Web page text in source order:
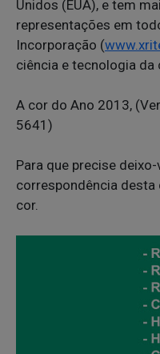
Unidos (EUA), e tem
representações em
Incorporação (
ciência e tecnologia da
A cor do Ano 2013,
5641)
Para que precise
correspondência
cor.